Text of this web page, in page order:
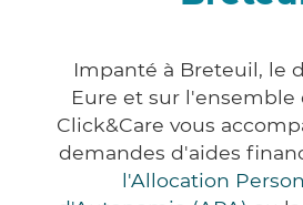
Impanté à Breteuil, le
Eure et sur l'ensemble
Click&Care vous
demandes d'aides
l'Allocation